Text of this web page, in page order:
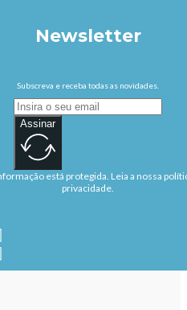
Newsletter
Subscreva e receba todas as novidades.
Assinar
está protegida. Leia a nossa
privacidade.